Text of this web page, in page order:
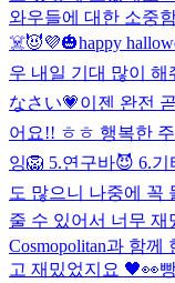
와우들에 대한 소중
☠️😈💜🎃happy
우 내일 기대 많이
なさい💗이젠 완전
어요!! ㅎㅎ 행복한
잉🦁 5.연구바😈 6.
도 많으니 나중에 꼭
줄 수 있어서 너무
Cosmopolitan과 함께
고 재밌었지요 🖤👀